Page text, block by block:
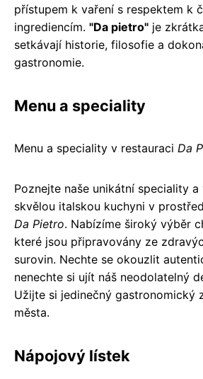
přístupem k vaření s respektem k
ingrediencím. "Da pietro" je
setkávají historie, filosofie a
gastronomie.
Menu a speciality
Menu a speciality v restauraci Da
Poznejte naše unikátní speciality
skvělou italskou kuchyni v
Da Pietro. Nabízíme široký výběr
které jsou připravovány ze
surovin. Nechte se okouzlit
nenechte si ujít náš neodolatelný
Užijte si jedinečný gastronomický
města.
Nápojový lístek